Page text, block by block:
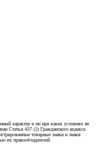
характер и ни при каких условиях не
Статьи 437 (2) Гражданского кодекса
товарные знаки и знаки
их правообладателей.